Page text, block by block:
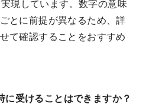
現しています。数字の意味
とに前提が異なるため、詳
て確認することをおすすめ
受けることはできますか？